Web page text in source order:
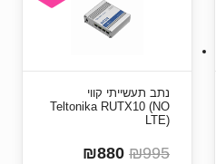
נתב תעשייתי קווי
Teltonika RUTX10 (NO
LTE)
₪995